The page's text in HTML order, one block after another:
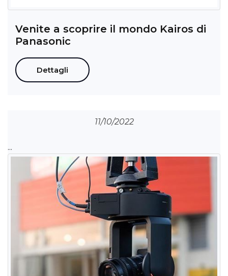
Venite a scoprire il mondo Kairos di
Panasonic
Dettagli
11/10/2022
...